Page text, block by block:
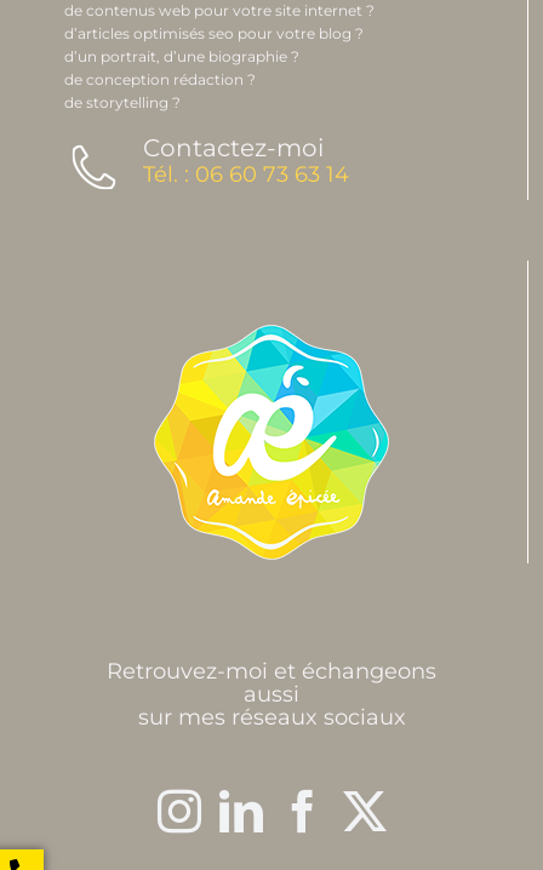
de contenus web pour votre site internet ?
d’articles optimisés seo pour votre blog ?
d’un portrait, d’une biographie ?
de conception rédaction ?
de storytelling ?
Contactez-moi
Tél. : 06 60 73 63 14
Retrouvez-moi et échangeons
aussi
sur mes réseaux sociaux